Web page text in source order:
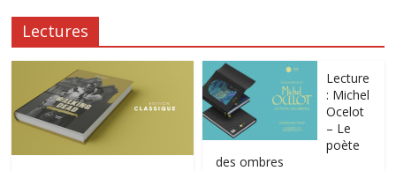
Lectures
Lecture
: Michel
Ocelot
– Le
poète
des ombres